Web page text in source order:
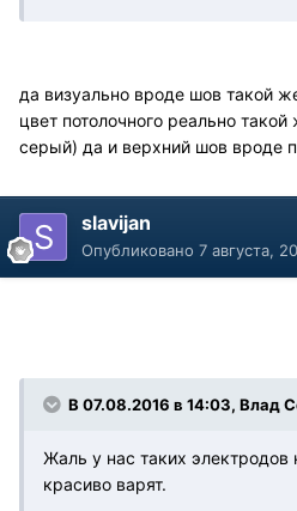
да визуально вроде шов такой
цвет потолочного реально
серый) да и верхний шов вроде
slavijan
Опубликовано 7 августа,
В 07.08.2016 в 14:03, Влад
Жаль у нас таких электродов
красиво варят.